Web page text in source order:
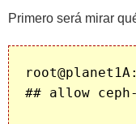
Primero será mirar
## allow